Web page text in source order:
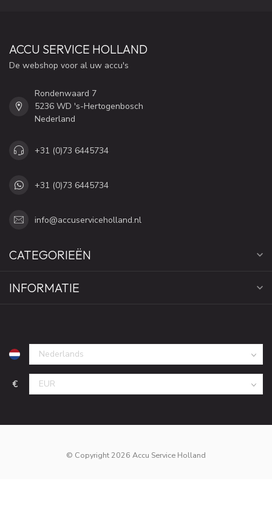
ACCU SERVICE HOLLAND
De webshop voor al uw accu's
Rondenwaard 7
5236 WD 's-Hertogenbosch
Nederland
+31 (0)73 6445734
+31 (0)73 6445734
info@accuserviceholland.nl
CATEGORIEËN
INFORMATIE
€
© Copyright 2026 Accu Service Holland